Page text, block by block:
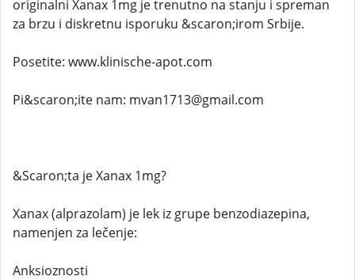
originalni Xanax 1mg je trenutno na stanju i spreman
za brzu i diskretnu isporuku &scaron;irom Srbije.
Posetite: www.klinische-apot.com
Pi&scaron;ite nam: mvan1713@gmail.com
&Scaron;ta je Xanax 1mg?
Xanax (alprazolam) je lek iz grupe benzodiazepina,
namenjen za lečenje:
Anksioznosti